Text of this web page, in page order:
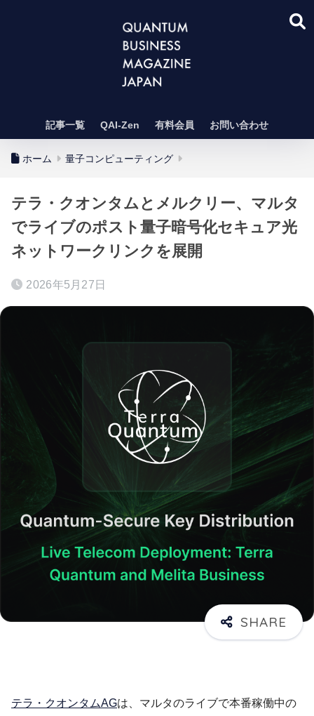
記事一覧 QAI-Zen 有料会員 お問い合わせ
ホーム 量子コンピューティング
テラ・クオンタムとメルクリー、マルタ
でライブのポスト量子暗号化セキュア光
ネットワークリンクを展開
2026年5月27日
テラ・クオンタムAGは、マルタのライブで本番稼働中の